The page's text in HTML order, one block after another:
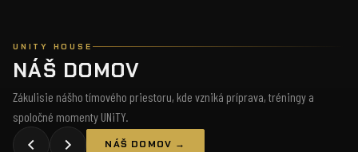
UNITY HOUSE
NÁŠ DOMOV
Zákulisie nášho tímového priestoru, kde vzniká príprava, tréningy a
spoločné momenty UNiTY.
NÁŠ DOMOV →